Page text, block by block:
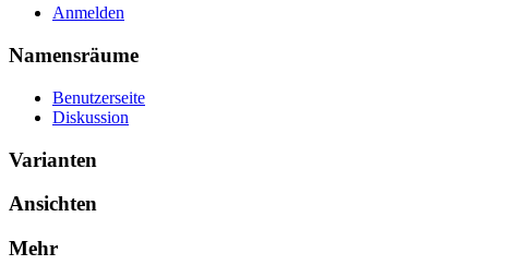
Anmelden
Namensräume
Benutzerseite
Diskussion
Varianten
Ansichten
Mehr